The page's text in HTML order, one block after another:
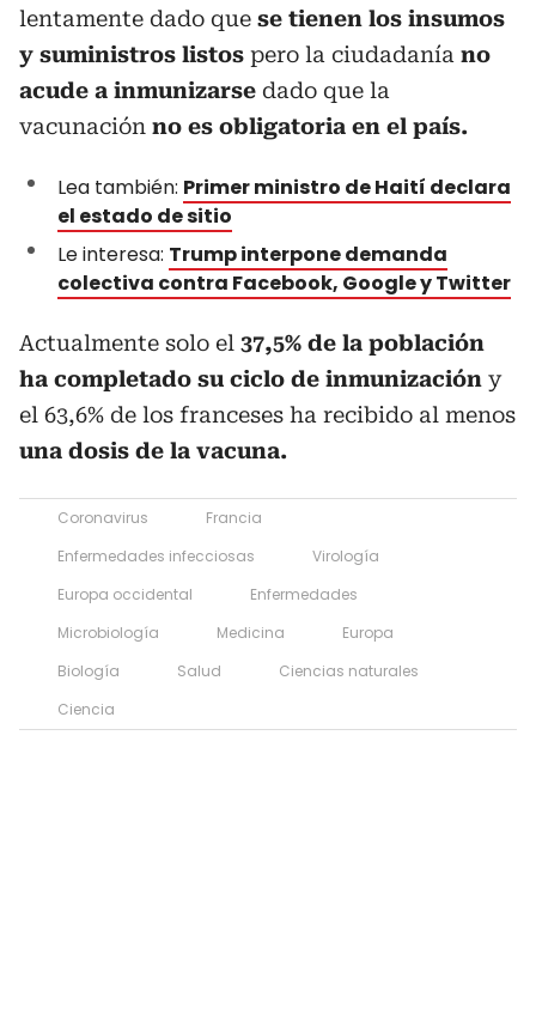
lentamente dado que se tienen los insumos
y suministros listos pero la ciudadanía no
acude a inmunizarse dado que la
vacunación no es obligatoria en el país.
Lea también: Primer ministro de Haití declara
el estado de sitio
Le interesa: Trump interpone demanda
colectiva contra Facebook, Google y Twitter
Actualmente solo el 37,5% de la población
ha completado su ciclo de inmunización y
el 63,6% de los franceses ha recibido al menos
una dosis de la vacuna.
Coronavirus
Francia
Enfermedades infecciosas
Virología
Europa occidental
Enfermedades
Microbiología
Medicina
Europa
Biología
Salud
Ciencias naturales
Ciencia